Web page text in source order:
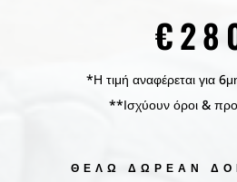
*Η τιμή αναφέρεται για
**Ισχύουν όροι &
ΘΕΛΩ ΔΩΡΕΑΝ